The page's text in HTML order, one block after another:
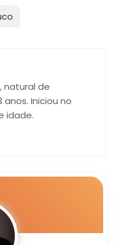
natural de
anos. Iniciou no
idade.